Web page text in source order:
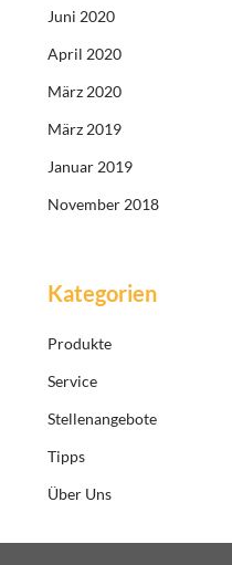
Juni 2020
April 2020
März 2020
März 2019
Januar 2019
November 2018
Kategorien
Produkte
Service
Stellenangebote
Tipps
Über Uns